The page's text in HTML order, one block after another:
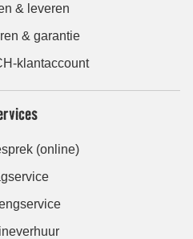
& leveren
& garantie
klantaccount
(online)